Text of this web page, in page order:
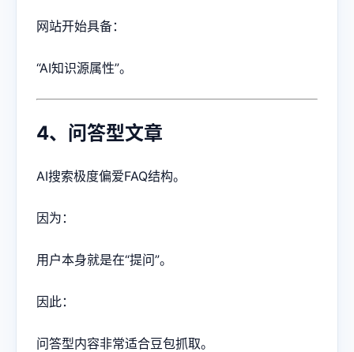
网站开始具备：
“AI知识源属性”。
4、问答型文章
AI搜索极度偏爱FAQ结构。
因为：
用户本身就是在“提问”。
因此：
问答型内容非常适合豆包抓取。